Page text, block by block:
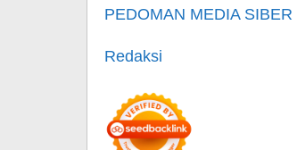
PEDOMAN MEDIA SIBER
Redaksi